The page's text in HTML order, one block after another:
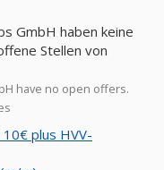
GmbH haben keine
Stellen von
have no open offers.
plus HVV-